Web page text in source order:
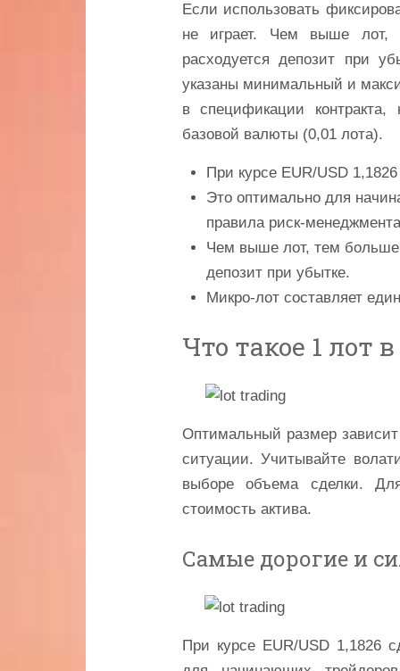
Если использовать
не играет. Чем выше лот,
расходуется депозит при
указаны минимальный и
в спецификации
базовой валюты (0,01 лота).
При курсе EUR/USD
Это оптимально для
правила риск-
Чем выше лот, тем больше
депозит при убытке.
Микро-лот составляет
Что такое 1 лот
Оптимальный размер
ситуации. Учитывайте
выборе объема сделки.
стоимость актива.
Самые дорогие и
При курсе EUR/USD 1,1826